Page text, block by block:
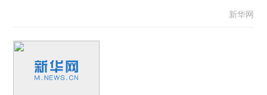
新华网